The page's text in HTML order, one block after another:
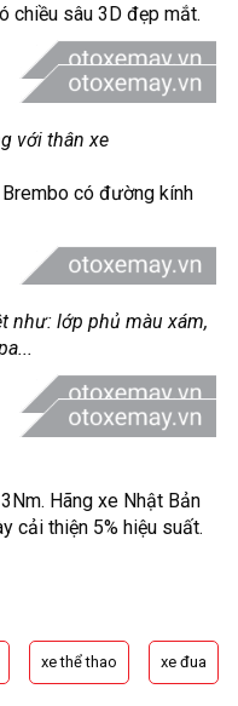
chiều sâu 3D đẹp mắt.
với thân xe
có đường kính
như: lớp phủ màu xám,
Hãng xe Nhật Bản
cải thiện 5% hiệu suất.
xe thể thao xe đua